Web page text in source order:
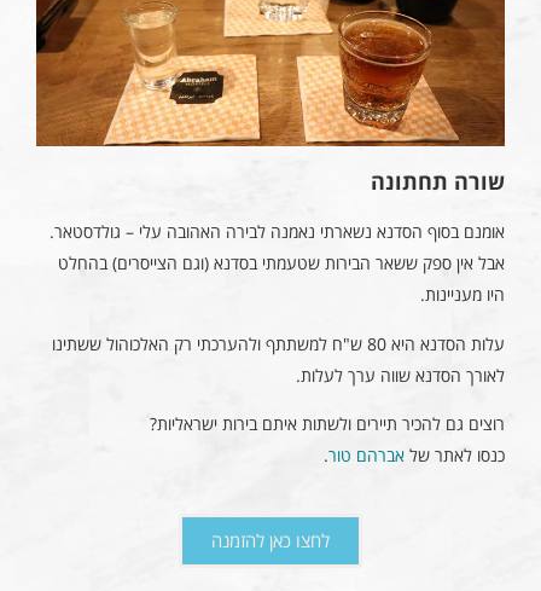
שורה תחתונה
אומנם בסוף הסדנא נשארתי נאמנה לבירה האהובה עלי – גולדסטאר.
אבל אין ספק ששאר הבירות שטעמתי בסדנא (וגם הצייסרים) בהחלט
היו מעניינות.
עלות הסדנא היא 80 ש"ח למשתתף ולהערכתי רק האלכוהול ששתינו
לאורך הסדנא שווה ערך לעלות.
רוצים גם להכיר תיירים ולשתות איתם בירות ישראליות?
כנסו לאתר של אברהם טור.
לחצו כאן להזמנה